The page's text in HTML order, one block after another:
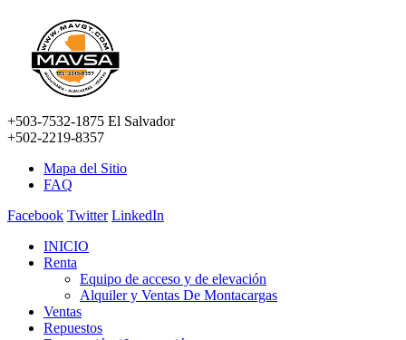
+503-7532-1875 El Salvador
+502-2219-8357
Mapa del Sitio
FAQ
Facebook Twitter LinkedIn
INICIO
Renta
Equipo de acceso y de elevación
Alquiler y Ventas De Montacargas
Ventas
Repuestos